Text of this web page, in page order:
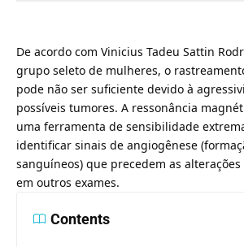
De acordo com Vinicius Tadeu Sattin
grupo seleto de mulheres, o
pode não ser suficiente devido à
possíveis tumores. A ressonância
uma ferramenta de sensibilidade
identificar sinais de angiogênese
sanguíneos) que precedem as
em outros exames.
Contents